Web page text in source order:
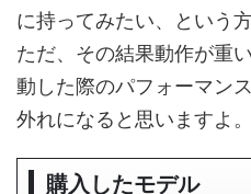
に持ってみたい、という
ただ、その結果動作が重
動した際のパフォーマン
外れになると思いますよ。
購入したモデル